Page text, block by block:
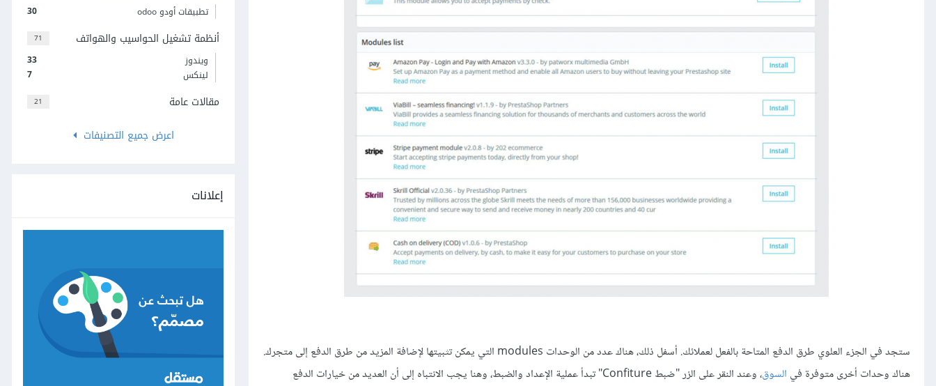
ستجد في الجزء العلوي طرق الدفع المتاحة بالفعل لعملائك. أسفل ذلك، هناك عدد من الوحدات modules التي يمكن تثبيتها لإضافة المزيد من طرق الدفع إلى متجرك.
هناك وحدات أخرى متوفرة في السوق
، وعند النقر على الزر "ضبط Confiture" تبدأ عملية الإعداد والضبط، وهنا يجب الانتباه إلى أن العديد من خيارات الدفع
30 تطبيقات أودو odoo
71 أنظمة تشغيل الحواسيب والهواتف
33
ويندوز
7
لينكس
21
مقالات عامة
اعرض جميع التصنيفات
إعلانات